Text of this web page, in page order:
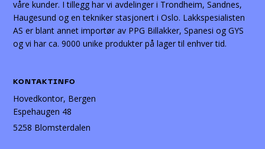
våre kunder. I tillegg har vi avdelinger i Trondheim, Sandnes,
Haugesund og en tekniker stasjonert i Oslo. Lakkspesialisten
AS er blant annet importør av PPG Billakker, Spanesi og GYS
og vi har ca. 9000 unike produkter på lager til enhver tid.
KONTAKTINFO
Hovedkontor, Bergen
Espehaugen 48
5258 Blomsterdalen